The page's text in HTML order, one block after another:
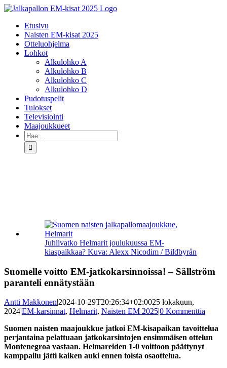
Skip
contentEtusivu
Naisten EM-kisat 2025
Otteluohjelma
Lohkot
Alkulohko A
Alkulohko B
Alkulohko C
Alkulohko D
Pudotuspelit
Tulokset
Televisiointi
Maajoukkueet
Etsi
...
isompanaJuhlivatko Helmarit joulukuussa EM-
kiaspaikkaa? Kuva: Alexx Nicodim / Bildbyrån
Suomelle voitto EM-jatkokarsinnoissa! – Sällström
paranteli ennätystään
Antti Makkonen|2024-10-29T20:26:34+02:0025 lokakuun,
2024|EM-karsinnat, Helmarit, Naisten EM 2025|0 Kommenttia
Suomen naisten maajoukkue jatkoi EM-kisapaikan tavoittelua
perjantaina pelattuaan jatkokarsintojen ensimmäisen ottelun
Montenegroa vastaan. Helmareiden 1-0 voittoon päättynyt
kamppailu jätti kaiken auki ennen toista osaottelua.